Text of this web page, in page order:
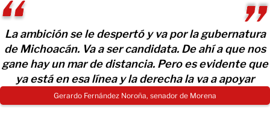
La ambición se le despertó y va por la gubernatura
de Michoacán. Va a ser candidata. De ahí a que nos
gane hay un mar de distancia. Pero es evidente que
ya está en esa línea y la derecha la va a apoyar
Gerardo Fernández Noroña, senador de Morena